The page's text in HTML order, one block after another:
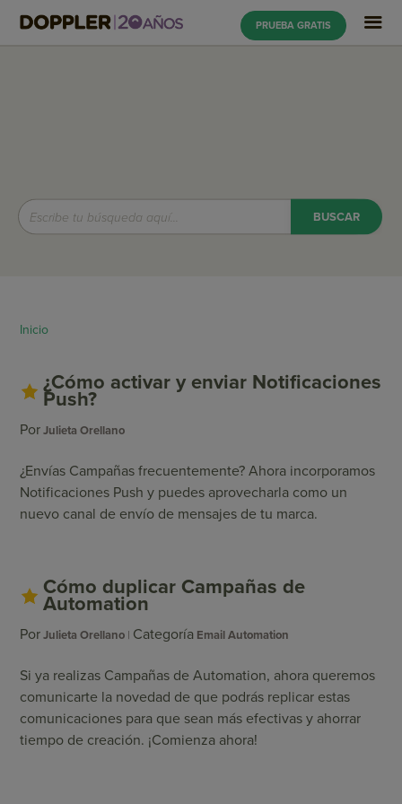
PRUEBA GRATIS
Inicio
¿Cómo activar y enviar Notificaciones
Push?
Por Julieta Orellano
¿Envías Campañas frecuentemente? Ahora incorporamos
Notificaciones Push y puedes aprovecharla como un
nuevo canal de envío de mensajes de tu marca.
Cómo duplicar Campañas de
Automation
Por Julieta Orellano Categoría Email Automation
Si ya realizas Campañas de Automation, ahora queremos
comunicarte la novedad de que podrás replicar estas
comunicaciones para que sean más efectivas y ahorrar
tiempo de creación. ¡Comienza ahora!